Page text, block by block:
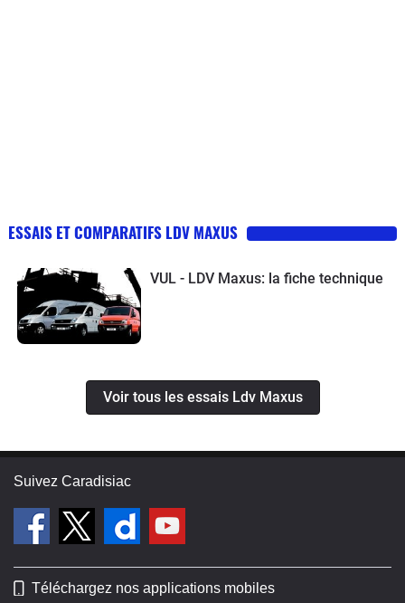
ESSAIS ET COMPARATIFS LDV MAXUS
VUL - LDV Maxus: la fiche technique
Voir tous les essais Ldv Maxus
Suivez Caradisiac
Téléchargez nos applications mobiles